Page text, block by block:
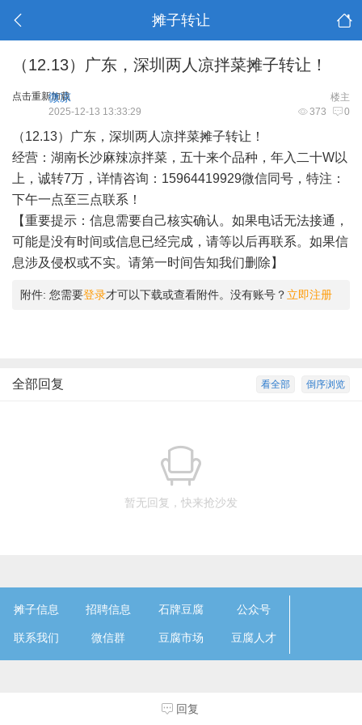
摊子转让
（12.13）广东，深圳两人凉拌菜摊子转让！
点击重新加载 楼主
微凉
373 0
2025-12-13 13:33:29
（12.13）广东，深圳两人凉拌菜摊子转让！
经营：湖南长沙麻辣凉拌菜，五十来个品种，年入二十W以
上，诚转7万，详情咨询：15964419929微信同号，特注：
下午一点至三点联系！
【重要提示：信息需要自己核实确认。如果电话无法接通，
可能是没有时间或信息已经完成，请等以后再联系。如果信
息涉及侵权或不实。请第一时间告知我们删除】
附件: 您需要登录才可以下载或查看附件。没有账号？ 立即注册
倒序浏览
看全部
全部回复
暂无回复，快来抢沙发
回复
摊子信息 招聘信息 石牌豆腐 公众号
联系我们 微信群 豆腐市场 豆腐人才